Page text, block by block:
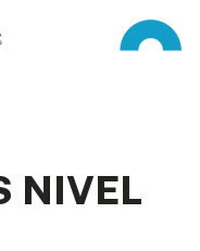
NIVEL